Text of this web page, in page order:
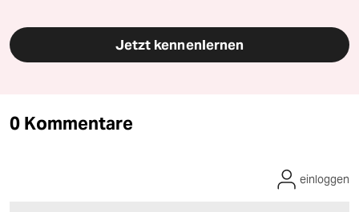
Jetzt kennenlernen
0 Kommentare
einloggen